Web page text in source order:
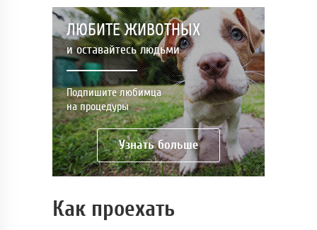
ЛЮБИТЕ ЖИВОТНЫХ
и оставайтесь людьми
Подпишите любимца
на процедуры
Узнать больше
Как проехать